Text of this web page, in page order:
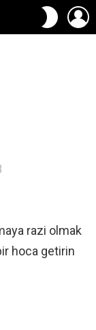
DIŞ
razi olmak
hoca getirin